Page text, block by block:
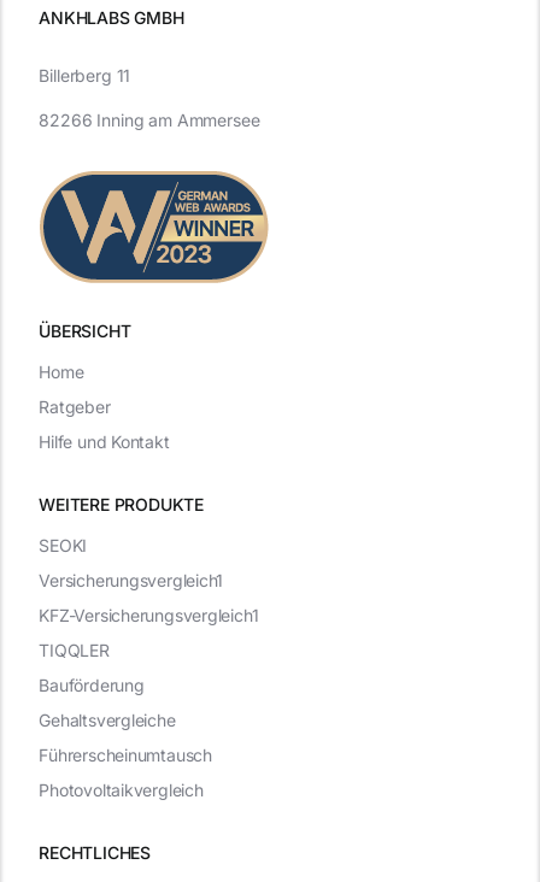
ANKHLABS GMBH
ÜBERSICHT
WEITERE PRODUKTE
RECHTLICHES
Billerberg 11
82266 Inning am Ammersee
SEOKI
Versicherungsvergleich1
KFZ-Versicherungsvergleich1
TIQQLER
Bauförderung
Gehaltsvergleiche
Führerscheinumtausch
Photovoltaikvergleich
Home
Ratgeber
Hilfe und Kontakt